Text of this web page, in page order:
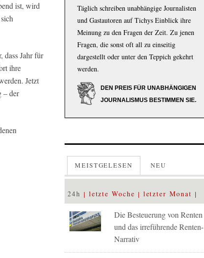
ist, wird
dass Jahr für
ihre
Jetzt
– der
Täglich schreiben unabhängige Journalisten
und Gastautoren auf Tichys Einblick ihre
Meinung zu den Fragen der Zeit. Zu jenen
Fragen, die sonst oft all zu einseitig
dargestellt oder unter den Teppich gekehrt
werden.
DEN PREIS FÜR UNABHÄNGIGEN
JOURNALISMUS BESTIMMEN SIE.
MEISTGELESEN NEU
24h letzte Woche letzter Monat
Die Besteuerung von Renten
und das irreführende Renten-
Narrativ